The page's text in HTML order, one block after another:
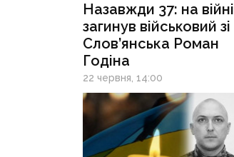
Назавжди 37: на війні
загинув військовий зі
Слов’янська Роман
Годіна
22 червня, 14:00